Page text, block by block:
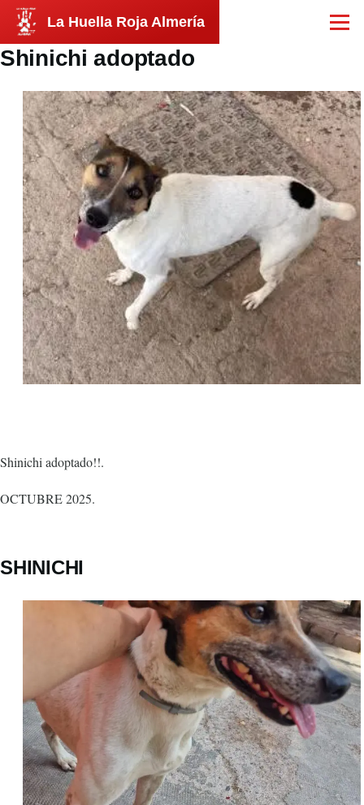
Pasar al contenido principal
La Huella Roja Almería Menú
Shinichi adoptado
Shinichi adoptado!!.
OCTUBRE 2025.
SHINICHI